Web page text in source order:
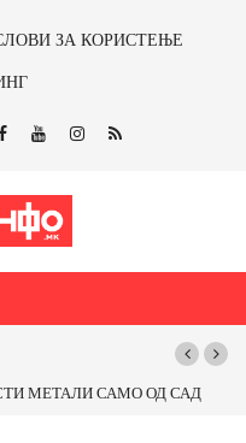
ЗА КОРИСТЕЊЕ
МЕТАЛИ САМО ОД САД